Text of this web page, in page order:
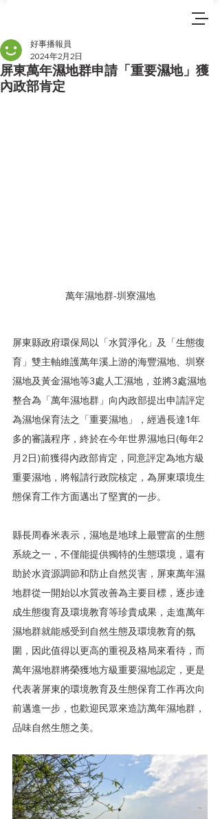
屏東萬年濕地群申請「重要濕地」獲
內政部肯定
好事播報員
2024年2月2日
萬年濕地群-圳寮濕地
屏東縣政府環保局以「水質淨化」及「生態復
育」雙主軸維護萬年溪上游的海豐濕地、圳寮
濕地及黃金濕地等3處人工濕地，並將3處濕地
整合為「萬年濕地群」向內政部提出申請評定
為濕地保育法之「重要濕地」，經過長達1年
多的審議程序，終於在今年世界濕地日(每年2
月2日)前獲得內政部肯定，同意評定為地方級
重要濕地，將報請行政院核定，為屏東環境生
態保育工作方面邁出了堅實的一步。
縣長周春米表示，濕地是地球上最豐富的生態
系統之一，不僅能提供獨特的生態環境，還有
助於水資源調節和防止自然災害，屏東萬年濕
地群從一開始以水質改善為主要目標，逐步達
成生態復育及環境教育等珍貴成果，走進萬年
濕地群就能感受到自然生態及環境教育的氛
圍，因此值得以更高的重視及格局來看待，而
萬年濕地群將榮獲地方級重要濕地認定，更是
代表著屏東的環境教育及生態保育工作再次向
前邁進一步，也歡迎民眾來造訪萬年濕地群，
品味自然生態之美。